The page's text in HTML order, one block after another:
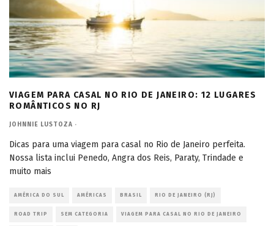
VIAGEM PARA CASAL NO RIO DE JANEIRO: 12 LUGARES
ROMÂNTICOS NO RJ
JOHNNIE LUSTOZA ·
Dicas para uma viagem para casal no Rio de Janeiro perfeita.
Nossa lista inclui Penedo, Angra dos Reis, Paraty, Trindade e
muito mais
AMÉRICA DO SUL AMÉRICAS BRASIL RIO DE JANEIRO (RJ)
ROAD TRIP SEM CATEGORIA VIAGEM PARA CASAL NO RIO DE JANEIRO